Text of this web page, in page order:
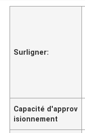
Surligner:
Capacité d'approv
isionnement